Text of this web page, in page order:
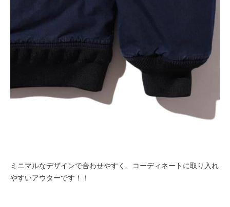
ミニマルなデザインで合わせやすく、コーディネートに取り入れ
やすいアウターです！！